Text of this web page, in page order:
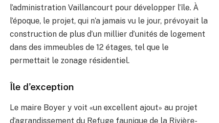
l’administration Vaillancourt pour développer l’île. À
l’époque, le projet, qui n’a jamais vu le jour, prévoyait la
construction de plus d’un millier d’unités de logement
dans des immeubles de 12 étages, tel que le
permettait le zonage résidentiel.
Île d’exception
Le maire Boyer y voit «un excellent ajout» au projet
d’agrandissement du Refuge faunique de la Rivière-